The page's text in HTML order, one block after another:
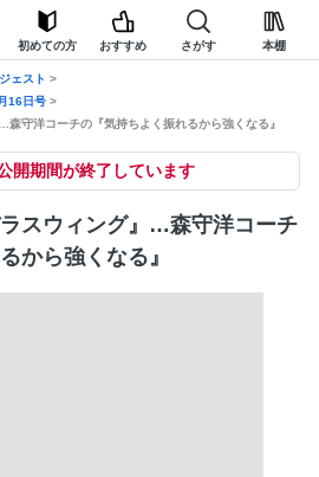
初めての方 おすすめ さがす 本棚
ェスト
16日号
守洋コーチの『気持ちよく振れるから強くなる』
開期間が終了しています
スウィング』…森守洋コーチ
から強くなる』